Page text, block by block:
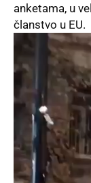
anketama, u
članstvo u EU.